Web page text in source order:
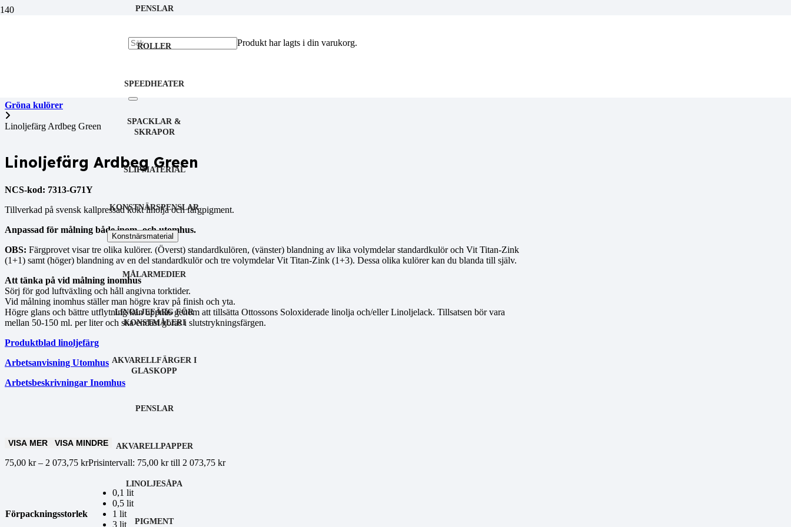
Produkt har lagts i din varukorg.
PENSLAR
ROLLER
SPEEDHEATER
SPACKLAR &
SKRAPOR
SLIPMATERIAL
KONSTNÄRSPENSLAR
Konstnärsmaterial
MÅLARMEDIER
LINOLJEFÄRG FÖR
KONSTMÅLERI
AKVARELLFÄRGER I
GLASKOPP
PENSLAR
AKVARELLPAPPER
LINOLJESÅPA
PIGMENT
Gröna kulörer
Linoljefärg Ardbeg Green
Linoljefärg Ardbeg Green
NCS-kod: 7313-G71Y
Tillverkad på svensk kallpressad kokt linolja och färgpigment.
Anpassad för målning både inom- och utomhus.
OBS: Färgprovet visar tre olika kulörer. (Överst) standardkulören, (vänster) blandning av lika volymdelar standardkulör och Vit Titan-Zink
(1+1) samt (höger) blandning av en del standardkulör och tre volymdelar Vit Titan-Zink (1+3). Dessa olika kulörer kan du blanda till själv.
Att tänka på vid målning inomhus
Sörj för god luftväxling och håll angivna torktider.
Vid målning inomhus ställer man högre krav på finish och yta.
Högre glans och bättre utflytning kan uppnås genom att tillsätta Ottossons Soloxiderade linolja och/eller Linoljelack. Tillsatsen bör vara
mellan 50-150 ml. per liter och ska endast göras i slutstrykningsfärgen.
Produktblad linoljefärg
Arbetsanvisning Utomhus
Arbetsbeskrivningar Inomhus
VISA MER VISA MINDRE
75,00 kr – 2 073,75 krPrisintervall: 75,00 kr till 2 073,75 kr
Förpackningsstorlek
0,1 lit
0,5 lit
1 lit
3 lit